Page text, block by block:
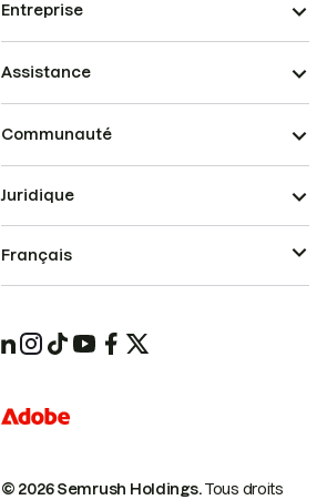
Entreprise
Assistance
Communauté
© 2026 Semrush Holdings.Tous droits
Juridique
Français